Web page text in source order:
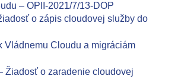
– OPII-2021/7/13-DOP
o zápis cloudovej služby do
Vládnemu Cloudu a migráciám
Žiadosť o zaradenie cloudovej